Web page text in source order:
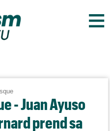
≡
- Juan Ayuso
prend sa